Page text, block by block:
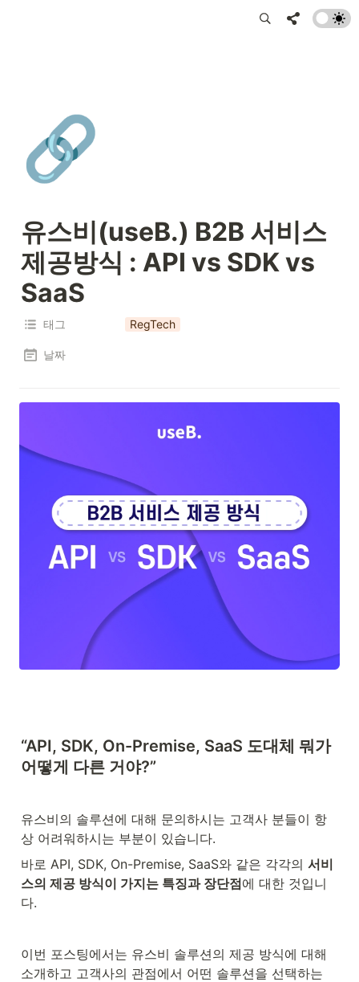
🔗
유스비(useB.) B2B 서비스
제공방식 : API vs SDK vs
SaaS
태그 RegTech
날짜
“API, SDK, On-Premise, SaaS 도대체 뭐가
어떻게 다른 거야?”
유스비의 솔루션에 대해 문의하시는 고객사 분들이 항
상 어려워하시는 부분이 있습니다.
바로 API, SDK, On-Premise, SaaS와 같은 각각의 서비
스의 제공 방식이 가지는 특징과 장단점에 대한 것입니
다.
이번 포스팅에서는 유스비 솔루션의 제공 방식에 대해
소개하고 고객사의 관점에서 어떤 솔루션을 선택하는